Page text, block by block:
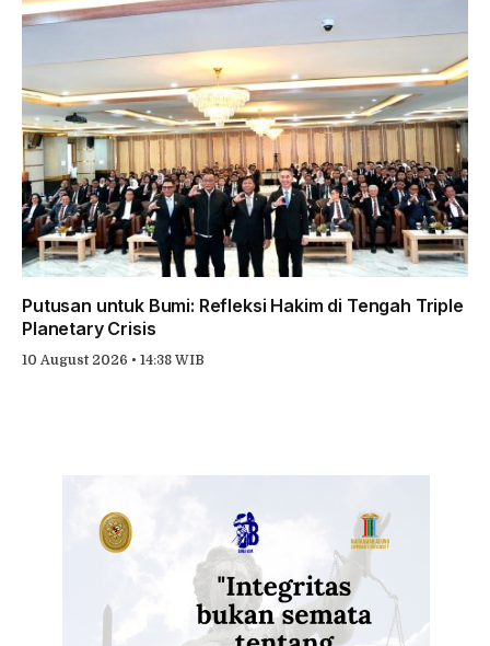
Putusan untuk Bumi: Refleksi Hakim di Tengah Triple
Planetary Crisis
10 August 2026 • 14:38 WIB